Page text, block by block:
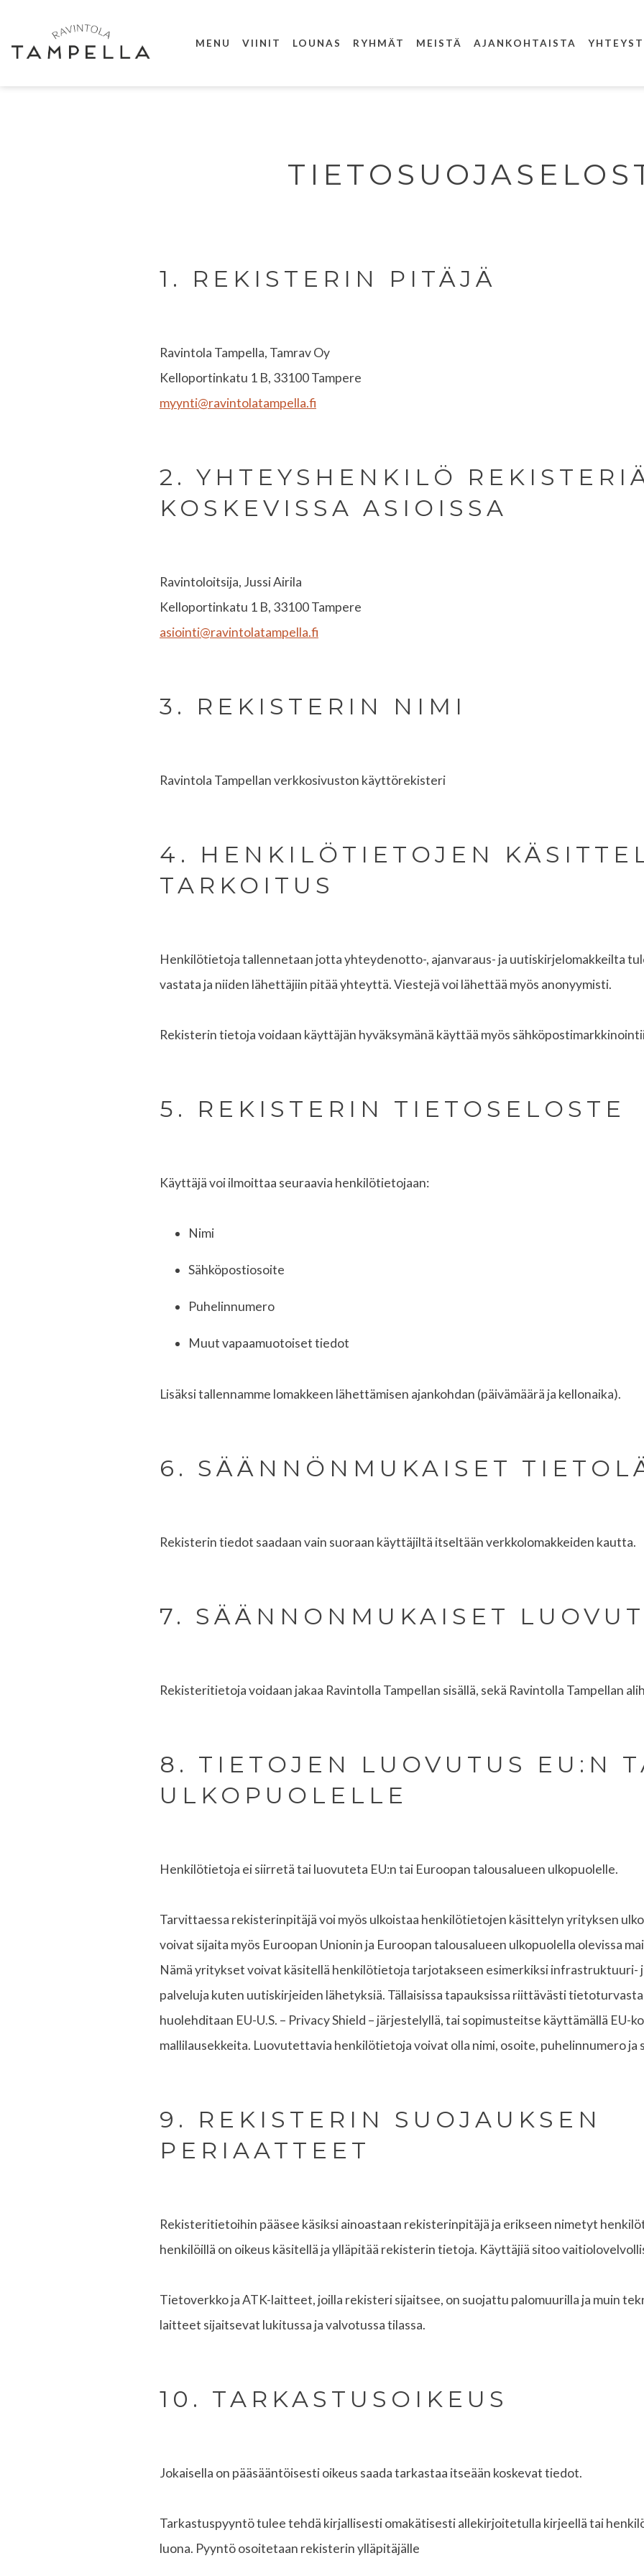
MENU VIINIT LOUNAS RYHMÄT MEISTÄ AJANKOHTAISTA
1. REKISTERIN PITÄJÄ
Ravintola Tampella, Tamrav Oy
Kelloportinkatu 1 B, 33100 Tampere
myynti@ravintolatampella.fi
2. YHTEYSHENKILÖ
KOSKEVISSA ASIOISSA
Ravintoloitsija, Jussi Airila
Kelloportinkatu 1 B, 33100 Tampere
asiointi@ravintolatampella.fi
3. REKISTERIN NIMI
Ravintola Tampellan verkkosivuston käyttörekisteri
4. HENKILÖTIETOJEN
TARKOITUS
Henkilötietoja tallennetaan jotta yhteydenotto-, ajanvaraus- ja uutiskirjelomakkeilta
vastata ja niiden lähettäjiin pitää yhteyttä. Viestejä voi lähettää myös anonyymisti.
Rekisterin tietoja voidaan käyttäjän hyväksymänä käyttää myös
5. REKISTERIN TIETOSELOSTE
Käyttäjä voi ilmoittaa seuraavia henkilötietojaan:
Nimi
Sähköpostiosoite
Puhelinnumero
Muut vapaamuotoiset tiedot
Lisäksi tallennamme lomakkeen lähettämisen ajankohdan (päivämäärä ja kellonaika).
6. SÄÄNNÖNMUKAISET
Rekisterin tiedot saadaan vain suoraan käyttäjiltä itseltään verkkolomakkeiden kautta.
7. SÄÄNNONMUKAISET
Rekisteritietoja voidaan jakaa Ravintolla Tampellan sisällä, sekä Ravintolla Tampellan
8. TIETOJEN LUOVUTUS EU:N
ULKOPUOLELLE
Henkilötietoja ei siirretä tai luovuteta EU:n tai Euroopan talousalueen ulkopuolelle.
Tarvittaessa rekisterinpitäjä voi myös ulkoistaa henkilötietojen käsittelyn yrityksen
voivat sijaita myös Euroopan Unionin ja Euroopan talousalueen ulkopuolella olevissa
Nämä yritykset voivat käsitellä henkilötietoja tarjotakseen esimerkiksi infrastruktuuri-
palveluja kuten uutiskirjeiden lähetyksiä. Tällaisissa tapauksissa riittävästi
huolehditaan EU-U.S. – Privacy Shield – järjestelyllä, tai sopimusteitse käyttämällä EU-
mallilausekkeita. Luovutettavia henkilötietoja voivat olla nimi, osoite, puhelinnumero ja
9. REKISTERIN SUOJAUKSEN
PERIAATTEET
Rekisteritietoihin pääsee käsiksi ainoastaan rekisterinpitäjä ja erikseen nimetyt
henkilöillä on oikeus käsitellä ja ylläpitää rekisterin tietoja. Käyttäjiä sitoo
Tietoverkko ja ATK-laitteet, joilla rekisteri sijaitsee, on suojattu palomuurilla ja muin
laitteet sijaitsevat lukitussa ja valvotussa tilassa.
10. TARKASTUSOIKEUS
Jokaisella on pääsääntöisesti oikeus saada tarkastaa itseään koskevat tiedot.
Tarkastuspyyntö tulee tehdä kirjallisesti omakätisesti allekirjoitetulla kirjeellä tai
luona. Pyyntö osoitetaan rekisterin ylläpitäjälle